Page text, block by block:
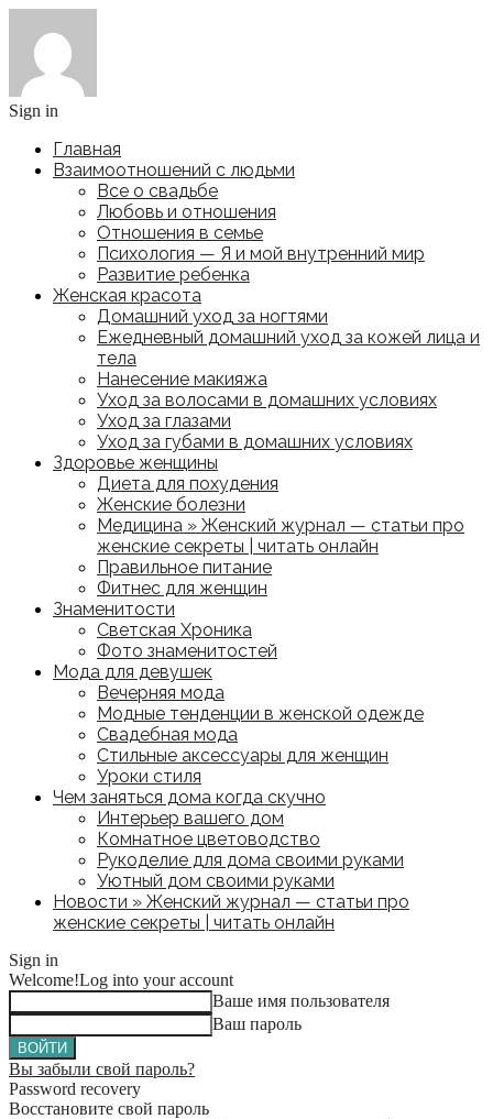
Sign in
Главная
Взаимоотношений с людьми
Все о свадьбе
Любовь и отношения
Отношения в семье
Психология — Я и мой внутренний мир
Развитие ребенка
Женская красота
Домашний уход за ногтями
Ежедневный домашний уход за кожей лица и
тела
Нанесение макияжа
Уход за волосами в домашних условиях
Уход за глазами
Уход за губами в домашних условиях
Здоровье женщины
Диета для похудения
Женские болезни
Медицина » Женский журнал — статьи про
женские секреты | читать онлайн
Правильное питание
Фитнес для женщин
Знаменитости
Светская Хроника
Фото знаменитостей
Мода для девушек
Вечерняя мода
Модные тенденции в женской одежде
Свадебная мода
Стильные аксессуары для женщин
Уроки стиля
Чем заняться дома когда скучно
Интерьер вашего дом
Комнатное цветоводство
Рукоделие для дома своими руками
Уютный дом своими руками
Новости » Женский журнал — статьи про
женские секреты | читать онлайн
Sign in
Welcome!Log into your account
Ваше имя пользователя
Ваш пароль
Вы забыли свой пароль?
Password recovery
Восстановите свой пароль